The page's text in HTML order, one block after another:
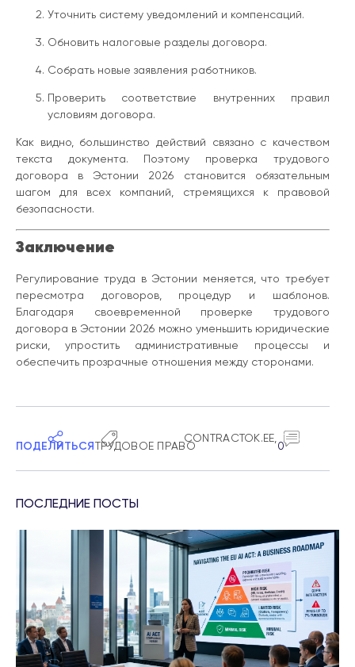
Уточнить систему уведомлений и компенсаций.
Обновить налоговые разделы договора.
Собрать новые заявления работников.
Проверить соответствие внутренних правил
условиям договора.
Как видно, большинство действий связано с качеством
текста документа. Поэтому проверка трудового
договора в Эстонии 2026 становится обязательным
шагом для всех компаний, стремящихся к правовой
безопасности.
Заключение
Регулирование труда в Эстонии меняется, что требует
пересмотра договоров, процедур и шаблонов.
Благодаря своевременной проверке трудового
договора в Эстонии 2026 можно уменьшить юридические
риски, упростить административные процессы и
обеспечить прозрачные отношения между сторонами.
ПОДЕЛИТЬСЯ
CONTRACTOK.EE,
ТРУДОВОЕ ПРАВО 0
ПОСЛЕДНИЕ ПОСТЫ